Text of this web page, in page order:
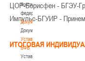
Контакты
федерации
Документы
Документы
Устав
БФБ
Устав
ЦОР-Борисфен - БГЭУ-
Импульс-БГУИР -
ИТОГОВАЯ